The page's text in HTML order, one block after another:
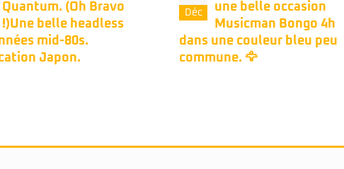
une belle occasion
Musicman Bongo 4h
couleur bleu peu
🦅
Nov
Bongo 5 HH Stealth
Black ‍